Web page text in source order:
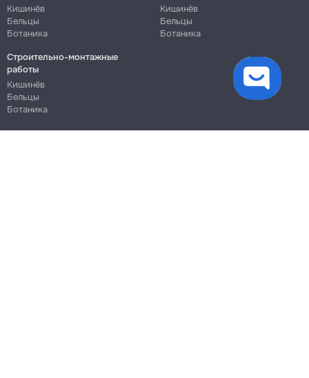
Кишинёв
Бельцы
Ботаника
Кишинёв
Бельцы
Ботаника
Строительно-монтажные
работы
Кишинёв
Бельцы
Ботаника